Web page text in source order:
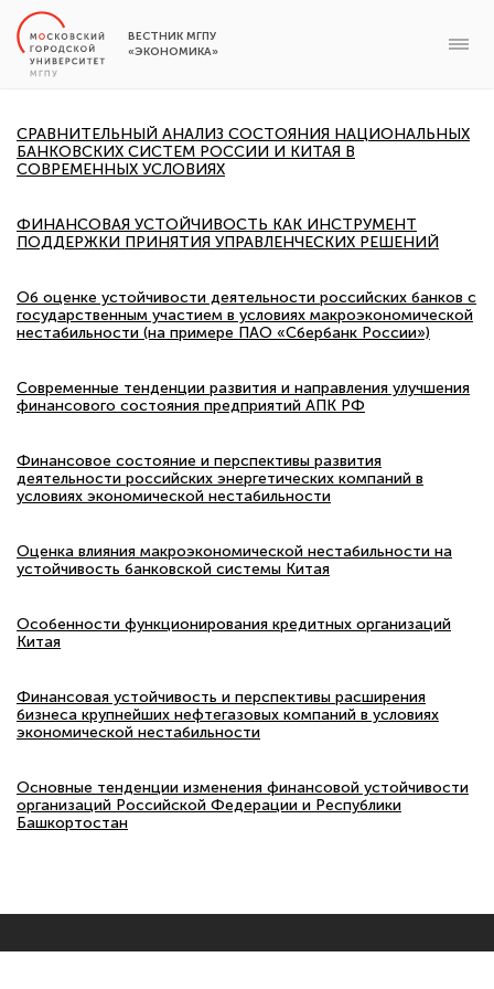
ВЕСТНИК МГПУ
«ЭКОНОМИКА»
СРАВНИТЕЛЬНЫЙ АНАЛИЗ СОСТОЯНИЯ НАЦИОНАЛЬНЫХ
БАНКОВСКИХ СИСТЕМ РОССИИ И КИТАЯ В
СОВРЕМЕННЫХ УСЛОВИЯХ
ФИНАНСОВАЯ УСТОЙЧИВОСТЬ КАК ИНСТРУМЕНТ
ПОДДЕРЖКИ ПРИНЯТИЯ УПРАВЛЕНЧЕСКИХ РЕШЕНИЙ
Об оценке устойчивости деятельности российских банков с
государственным участием в условиях макроэкономической
нестабильности (на примере ПАО «Сбербанк России»)
Современные тенденции развития и направления улучшения
финансового состояния предприятий АПК РФ
Финансовое состояние и перспективы развития
деятельности российских энергетических компаний в
условиях экономической нестабильности
Оценка влияния макроэкономической нестабильности на
устойчивость банковской системы Китая
Особенности функционирования кредитных организаций
Китая
Финансовая устойчивость и перспективы расширения
бизнеса крупнейших нефтегазовых компаний в условиях
экономической нестабильности
Основные тенденции изменения финансовой устойчивости
организаций Российской Федерации и Республики
Башкортостан